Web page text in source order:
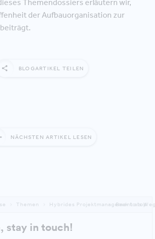
Themendossiers erläutern wir,
der Aufbauorganisation zur
BLOGARTIKEL TEILEN
NÄCHSTEN ARTIKEL LESEN
Themen Hybrides Projektmanagement als
Back to top
stay in touch!